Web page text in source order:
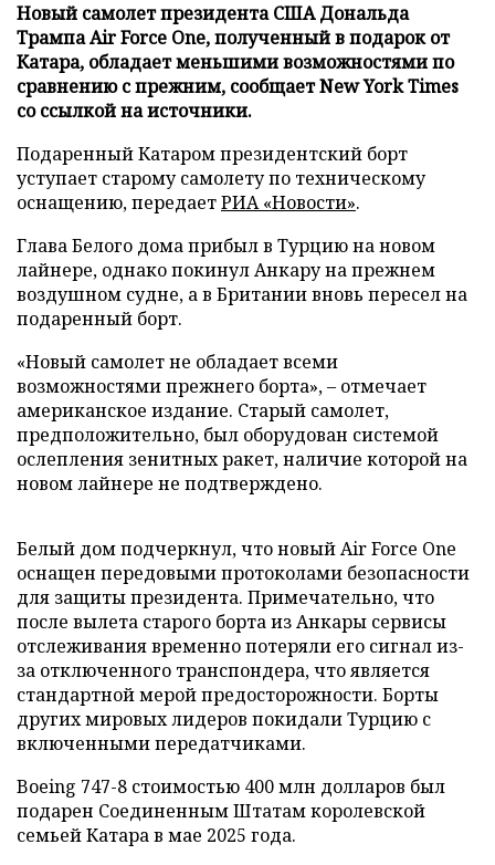
Новый самолет президента США Дональда
Трампа Air Force One, полученный в подарок от
Катара, обладает меньшими возможностями по
сравнению с прежним, сообщает New York Times
со ссылкой на источники.
Подаренный Катаром президентский борт
уступает старому самолету по техническому
оснащению, передаетРИА «Новости».
Глава Белого дома прибыл в Турцию на новом
лайнере, однако покинул Анкару на прежнем
воздушном судне, а в Британии вновь пересел на
подаренный борт.
«Новый самолет не обладает всеми
возможностями прежнего борта», – отмечает
американское издание. Старый самолет,
предположительно, был оборудован системой
ослепления зенитных ракет, наличие которой на
новом лайнере не подтверждено.
Белый дом подчеркнул, что новый Air Force One
оснащен передовыми протоколами безопасности
для защиты президента. Примечательно, что
после вылета старого борта из Анкары сервисы
отслеживания временно потеряли его сигнал из-
за отключенного транспондера, что является
стандартной мерой предосторожности. Борты
других мировых лидеров покидали Турцию с
включенными передатчиками.
Boeing 747-8 стоимостью 400 млн долларов был
подарен Соединенным Штатам королевской
семьей Катара в мае 2025 года.